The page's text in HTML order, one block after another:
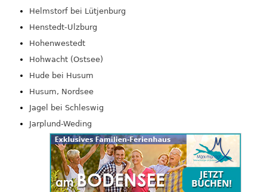
Helmstorf bei Lütjenburg
Henstedt-Ulzburg
Hohenwestedt
Hohwacht (Ostsee)
Hude bei Husum
Husum, Nordsee
Jagel bei Schleswig
Jarplund-Weding